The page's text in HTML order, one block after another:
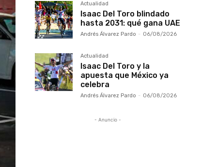
Actualidad
Isaac Del Toro blindado
hasta 2031: qué gana UAE
Andrés Álvarez Pardo - 06/08/2026
Actualidad
Isaac Del Toro y la
apuesta que México ya
celebra
Andrés Álvarez Pardo - 06/08/2026
- Anuncio -